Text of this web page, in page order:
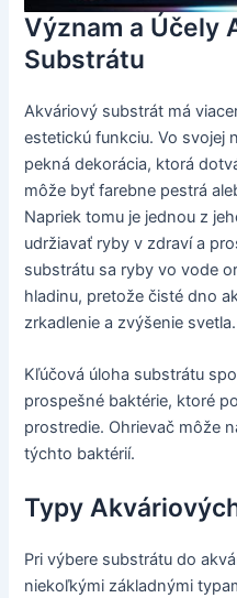
Význam a Účely
Substrátu
Akváriový substrát má
estetickú funkciu. Vo svojej
pekná dekorácia, ktorá
môže byť farebne pestrá
Napriek tomu je jednou z
udržiavať ryby v zdraví a
substrátu sa ryby vo vode
hladinu, pretože čisté dno
zrkadlenie a zvýšenie svetla.
Kľúčová úloha substrátu
prospešné baktérie, ktoré
prostredie. Ohrievač môže
týchto baktérií.
Typy
Pri výbere substrátu do
niekoľkými základnými